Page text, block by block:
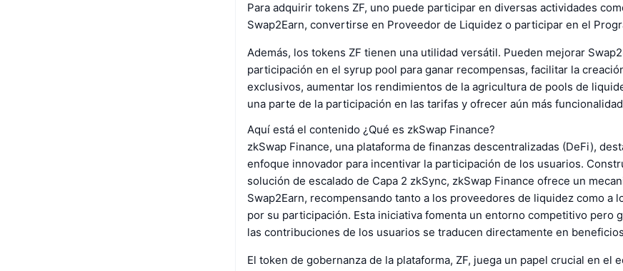
Para adquirir tokens ZF, uno puede participar en diversas actividades
Swap2Earn, convertirse en Proveedor de Liquidez o participar en el
Además, los tokens ZF tienen una utilidad versátil. Pueden mejorar
participación en el syrup pool para ganar recompensas, facilitar la
exclusivos, aumentar los rendimientos de la agricultura de pools de
una parte de la participación en las tarifas y ofrecer aún más
Aquí está el contenido ¿Qué es zkSwap Finance?
zkSwap Finance, una plataforma de finanzas descentralizadas (DeFi),
enfoque innovador para incentivar la participación de los usuarios.
solución de escalado de Capa 2 zkSync, zkSwap Finance ofrece un
Swap2Earn, recompensando tanto a los proveedores de liquidez como a
por su participación. Esta iniciativa fomenta un entorno competitivo pero
las contribuciones de los usuarios se traducen directamente en
El token de gobernanza de la plataforma, ZF, juega un papel crucial en el